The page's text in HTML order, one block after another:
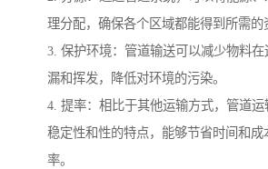
理分配，确保各个区域都能得到所需的
3. 保护环境：管道输送可以减少物料
漏和挥发，降低对环境的污染。
4. 提率：相比于其他运输方式，管道运
稳定性和性的特点，能够节省时间和成
率。